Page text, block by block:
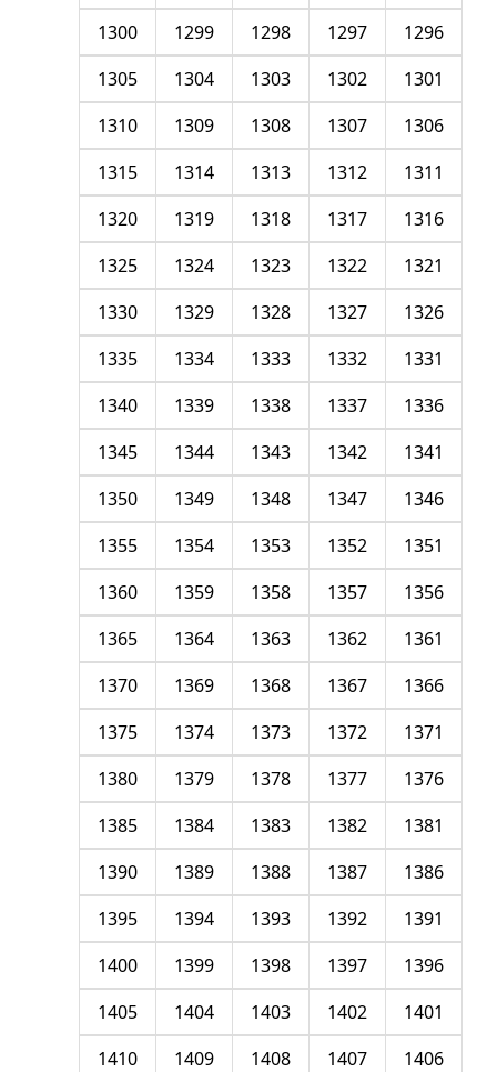
1296
1297
1298
1299
1300
1301
1302
1303
1304
1305
1306
1307
1308
1309
1310
1311
1312
1313
1314
1315
1316
1317
1318
1319
1320
1321
1322
1323
1324
1325
1326
1327
1328
1329
1330
1331
1332
1333
1334
1335
1336
1337
1338
1339
1340
1341
1342
1343
1344
1345
1346
1347
1348
1349
1350
1351
1352
1353
1354
1355
1356
1357
1358
1359
1360
1361
1362
1363
1364
1365
1366
1367
1368
1369
1370
1371
1372
1373
1374
1375
1376
1377
1378
1379
1380
1381
1382
1383
1384
1385
1386
1387
1388
1389
1390
1391
1392
1393
1394
1395
1396
1397
1398
1399
1400
1401
1402
1403
1404
1405
1406
1407
1408
1409
1410